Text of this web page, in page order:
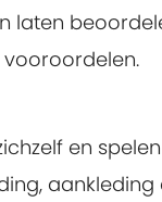
laten
en
aankleding